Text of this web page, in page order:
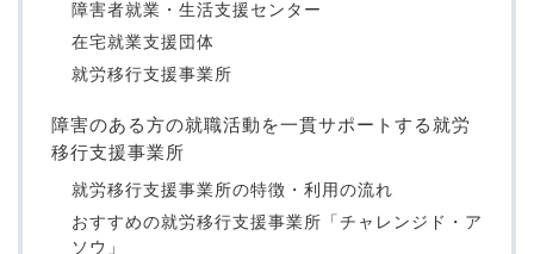
障害者就業・生活支援センター
在宅就業支援団体
就労移行支援事業所
障害のある方の就職活動を一貫サポートする就労
移行支援事業所
就労移行支援事業所の特徴・利用の流れ
おすすめの就労移行支援事業所「チャレンジド・ア
ソウ」